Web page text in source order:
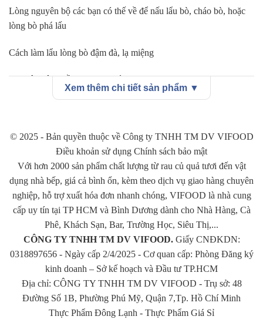
Lòng nguyên bộ các bạn có thế về để nấu lẩu bò, cháo bò, hoặc
lòng bò phá lấu
Cách làm lẩu lòng bò đậm đà, lạ miệng
Nguyên liệu(phần ăn 4-5 người)
-Nước dừa tươi: 1 trái
-Nước dashi hoặc nước hầm xương bò: 1lít
-Gừng 1 nhánh, hành tây 1 củ, sả vài tép, 2 thanh quế, 2 miếng
hoa hồi
-Gia vị: ½ thìa cà phê ngũ vị hương, 1 thìa nhỏ bột cà ri, muối,
đường, mì chính, hạt nêm, nước mắm, 1 thìa hành tím băm, 1 thìa
riềng xay, 1 chút sa tế.
-Rau củ ăn kèm: bắp cải, nấm các loại, đậu hũ…
Cách thực hiện:
Xem thêm chi tiết sản phẩm ▼
© 2025 - Bản quyền thuộc về Công ty TNHH TM DV VIFOOD
Điều khoản sử dụng Chính sách bảo mật
Với hơn 2000 sản phẩm chất lượng từ rau củ quả tươi đến vật
dụng nhà bếp, giá cả bình ổn, kèm theo dịch vụ giao hàng chuyên
nghiệp, hỗ trợ xuất hóa đơn nhanh chóng, VIFOOD là nhà cung
cấp uy tín tại TP HCM và Bình Dương dành cho Nhà Hàng, Cà
Phê, Khách Sạn, Bar, Trường Học, Siêu Thị,...
CÔNG TY TNHH TM DV VIFOOD.Giấy CNĐKDN:
0318897656 - Ngày cấp 2/4/2025 - Cơ quan cấp: Phòng Đăng ký
kinh doanh – Sở kế hoạch và Đầu tư TP.HCM
Địa chỉ: CÔNG TY TNHH TM DV VIFOOD - Trụ sở: 48
Đường Số 1B, Phường Phú Mỹ, Quận 7,Tp. Hồ Chí Minh
Thực Phẩm Đông Lạnh - Thực Phẩm Giá Sỉ